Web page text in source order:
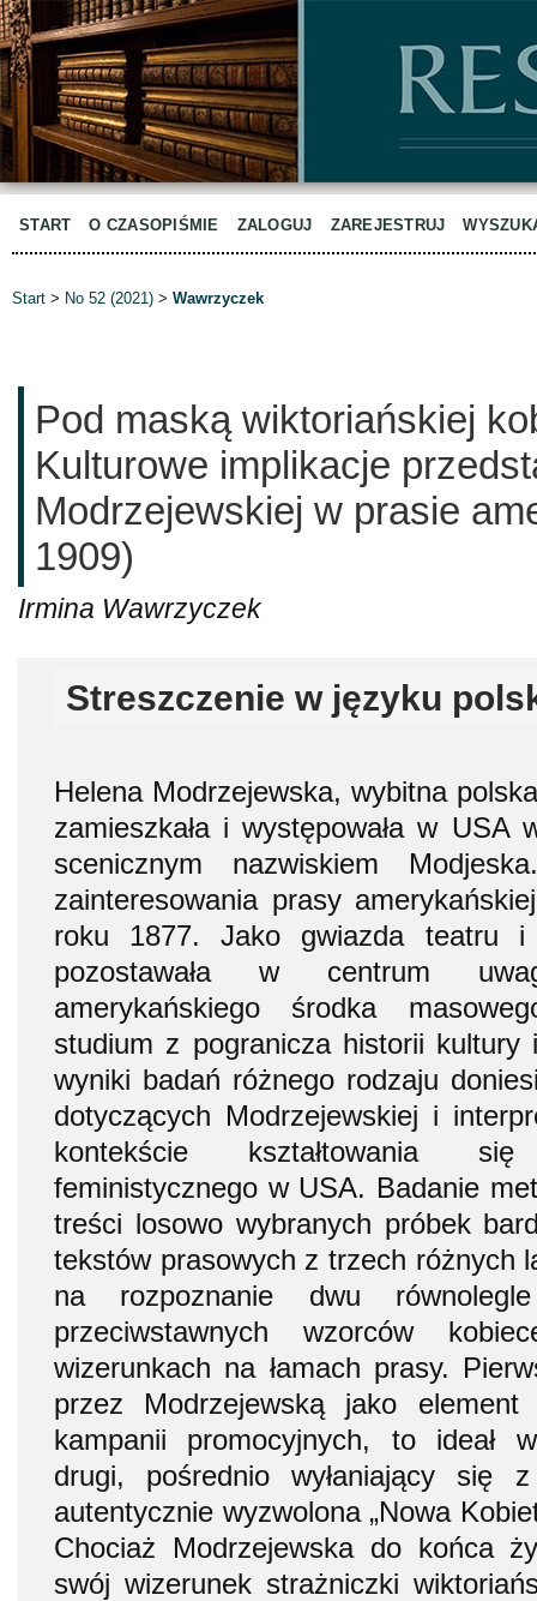
START O CZASOPIŚMIE ZALOGUJ ZAREJESTRUJ
Start > No 52 (2021) > Wawrzyczek
Pod maską wiktoriańskiej
Kulturowe implikacje
Modrzejewskiej w prasie
1909)
Irmina Wawrzyczek
Streszczenie w języku
Helena Modrzejewska, wybitna
zamieszkała i występowała w USA
scenicznym nazwiskiem
zainteresowania prasy
roku 1877. Jako gwiazda teatru i
pozostawała w centrum
amerykańskiego środka
studium z pogranicza historii kultury
wyniki badań różnego rodzaju
dotyczących Modrzejewskiej i
kontekście kształtowania
feministycznego w USA. Badanie
treści losowo wybranych próbek
tekstów prasowych z trzech różnych
na rozpoznanie dwu
przeciwstawnych wzorców
wizerunkach na łamach prasy.
przez Modrzejewską jako
kampanii promocyjnych, to ideał
drugi, pośrednio wyłaniający się
autentycznie wyzwolona „Nowa
Chociaż Modrzejewska do końca
swój wizerunek strażniczki